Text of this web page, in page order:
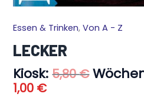
Essen & Trinken,Von A - Z
LECKER
Kiosk: 5,80€5,80 €
1,00 €
Aktueller
Preis
ist:
1,00 €.
LECKER
Menge